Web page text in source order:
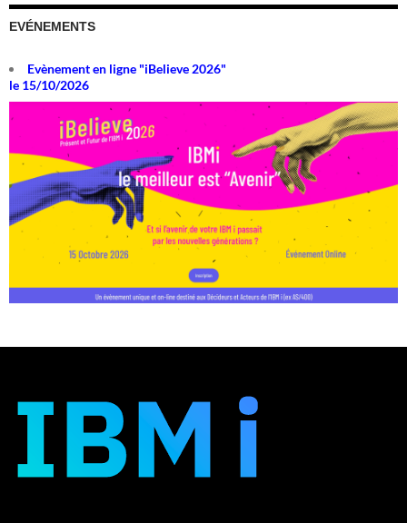
EVÉNEMENTS
Evènement en ligne "iBelieve 2026"
le 15/10/2026